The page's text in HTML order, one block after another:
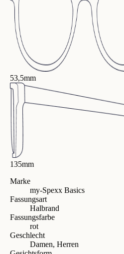
53,5mm
135mm
Marke
my-Spexx Basics
Fassungsart
Halbrand
Fassungsfarbe
rot
Geschlecht
Damen, Herren